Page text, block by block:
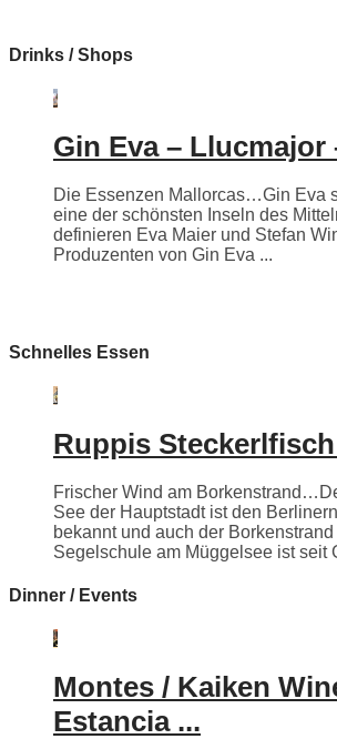
Drinks / Shops
Gin Eva – Llucmajor
Die Essenzen Mallorcas…Gin Eva
eine der schönsten Inseln des
definieren Eva Maier und Stefan
Produzenten von Gin Eva ...
Schnelles Essen
Ruppis
Frischer Wind am
See der Hauptstadt ist den
bekannt und auch der Borkenstrand
Segelschule am Müggelsee ist seit
Dinner / Events
Montes / Kaiken
Estancia ...